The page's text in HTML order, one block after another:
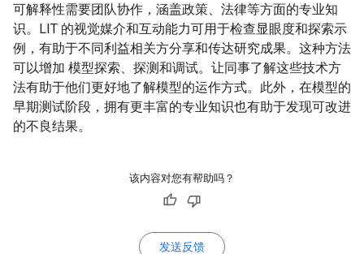
可解释性需要团队协作，涵盖政策、法律等方面的专业知
识。LIT 的视觉媒介和互动能力可用于检查显眼度和探索示
例，有助于不同利益相关方分享和传达研究成果。这种方法
可以增加 模型探索、探测和调试。让同事了解这些技术方
法有助于他们更好地了解模型的运作方式。此外，在模型的
早期测试阶段，拥有更丰富的专业知识也有助于发现可改进
的不良结果。
该内容对您有帮助吗？
发送反馈